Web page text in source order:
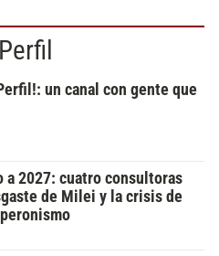
un canal con gente que
a 2027: cuatro consultoras
de Milei y la crisis de